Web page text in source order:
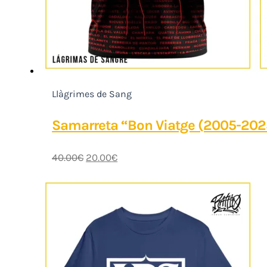
Llàgrimes de Sang
Samarreta “Bon Viatge (2005-
40.00€ 20.00€